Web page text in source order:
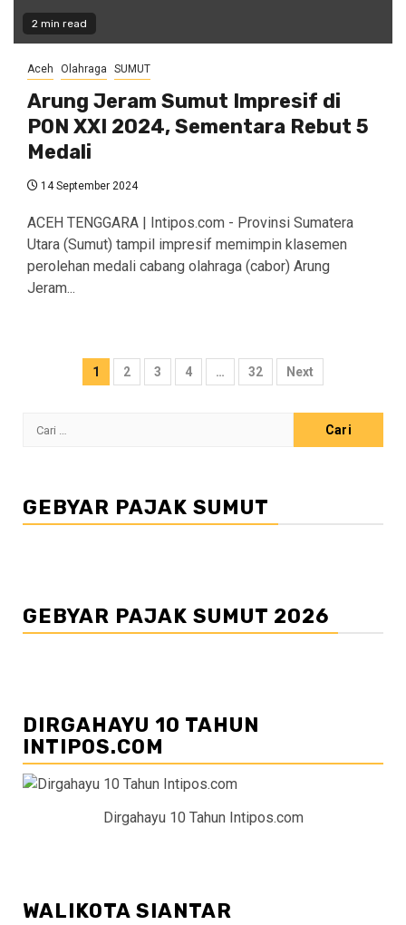
2 min read
Aceh Olahraga SUMUT
Arung Jeram Sumut Impresif di
PON XXI 2024, Sementara Rebut 5
Medali
14 September 2024
ACEH TENGGARA | Intipos.com - Provinsi Sumatera
Utara (Sumut) tampil impresif memimpin klasemen
perolehan medali cabang olahraga (cabor) Arung
Jeram...
Paginasi
1 2 3 4 … 32 Next
Cari
GEBYAR PAJAK SUMUT
GEBYAR PAJAK SUMUT 2026
DIRGAHAYU 10 TAHUN
INTIPOS.COM
Dirgahayu 10 Tahun Intipos.com
WALIKOTA SIANTAR